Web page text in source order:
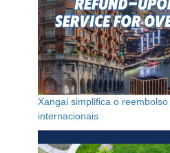
Xangai simplifica o
internacionais